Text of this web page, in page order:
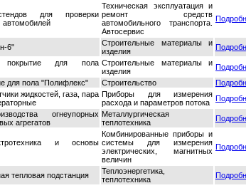
для проверки
автомобилей
Техническая эксплуатация и
ремонт средств
автомобильного транспорта.
Автосервис
6"
Строительные материалы и
изделия
покрытие для пола Строительные материалы и
изделия
для пола "Полифлекс" Строительство
жидкостей, газа, пара Приборы для измерения
расхода и параметров потока
огнеупорных
агрегатов
Металлургическая
теплотехника
и основы
Комбинированные приборы и
системы для измерения
электрических, магнитных
величин
тепловая подстанция
Теплоэнергетика,
теплотехника